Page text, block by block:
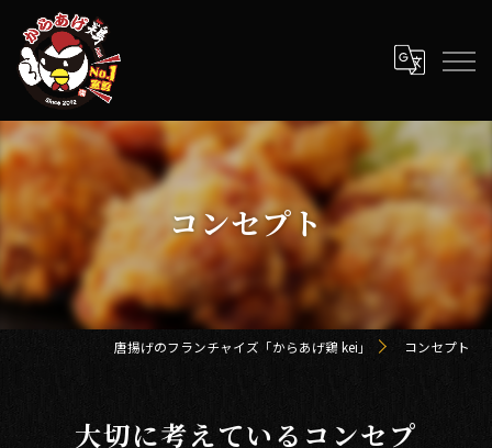
コンセプト
唐揚げのフランチャイズ「からあげ鶏 kei」 コンセプト
大切に考えているコンセプ